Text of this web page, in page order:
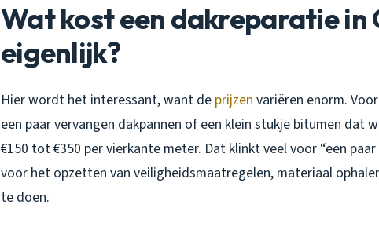
Wat kost een dakreparatie in
eigenlijk?
Hier wordt het interessant, want de prijzen variëren enorm.
een paar vervangen dakpannen of een klein stukje bitumen dat
€150 tot €350 per vierkante meter. Dat klinkt veel voor “een
voor het opzetten van veiligheidsmaatregelen, materiaal
te doen.